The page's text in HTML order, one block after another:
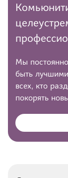
Мы
быть
всех, кто
покорять